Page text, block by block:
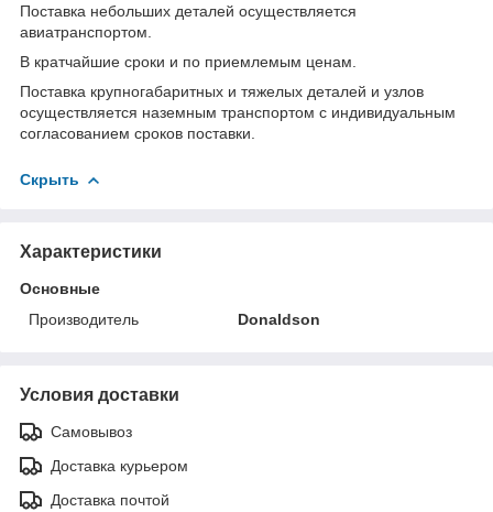
Поставка небольших деталей осуществляется
авиатранспортом.
В кратчайшие сроки и по приемлемым ценам.
Поставка крупногабаритных и тяжелых деталей и узлов
осуществляется наземным транспортом с индивидуальным
согласованием сроков поставки.
Скрыть
Характеристики
Основные
Производитель
Donaldson
Условия доставки
Самовывоз
Доставка курьером
Доставка почтой